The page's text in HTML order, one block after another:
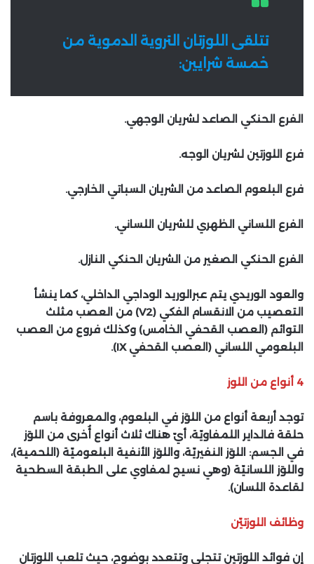
تتلقى اللوزتان التروية الدموية من
خمسة شرايين:
الفرع الحنكي الصاعد لشريان الوجهي.
فرع اللوزتين لشريان الوجه.
فرع البلعوم الصاعد من الشريان السباتي الخارجي.
الفرع اللساني الظهري للشريان اللساني.
الفرع الحنكي الصغير من الشريان الحنكي النازل.
والعود الوريدي يتم عبرالوريد الوداجي الداخلي، كما ينشأ
التعصيب من الانقسام الفكي (V2) من العصب مثلث
التوائم (العصب القحفي الخامس) وكذلك فروع من العصب
البلعومي اللساني (العصب القحفيIX
).
4 أنواع من اللوز
توجد أربعة أنواع من اللوَز في البلعوم، والمعروفة باسم
حلقة فالداير اللمفاويّة، أيّ هناك ثلاث أنواع أُخرى من اللوَز
في الجسم: اللوَز النفيريّة، واللوَز الأنفية البلعوميّة (اللحمية)،
واللوَز اللسانيّة (وهي نسيج لمفاوي على الطبقة السطحية
لقاعدة اللسان).
وظائف اللوزتيّن
إن فوائد اللوزتين تتجلى وتتعدد بوضوح، حيث تلعب اللوزتان